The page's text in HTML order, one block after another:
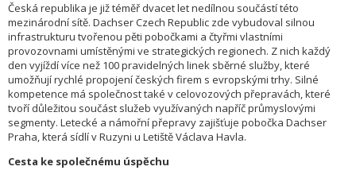
Česká republika je již téměř dvacet let nedílnou součástí této
mezinárodní sítě. Dachser Czech Republic zde vybudoval silnou
infrastrukturu tvořenou pěti pobočkami a čtyřmi vlastními
provozovnami umístěnými ve strategických regionech. Z nich každý
den vyjíždí více než 100 pravidelných linek sběrné služby, které
umožňují rychlé propojení českých firem s evropskými trhy. Silné
kompetence má společnost také v celovozových přepravách, které
tvoří důležitou součást služeb využívaných napříč průmyslovými
segmenty. Letecké a námořní přepravy zajišťuje pobočka Dachser
Praha, která sídlí v Ruzyni u Letiště Václava Havla.
Cesta ke společnému úspěchu